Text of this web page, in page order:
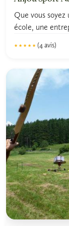
Que vous
école, une
★★★★★
★★★★★ (4 avis)